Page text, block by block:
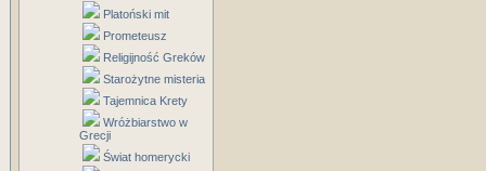
Platoński mit
Prometeusz
Religijność Greków
Starożytne misteria
Tajemnica Krety
Wróżbiarstwo w
Grecji
Świat homerycki